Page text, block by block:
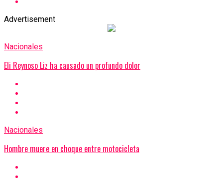
Advertisement
Nacionales
Eli Reynoso Liz ha causado un profundo dolor
Nacionales
Hombre muere en choque entre motocicleta